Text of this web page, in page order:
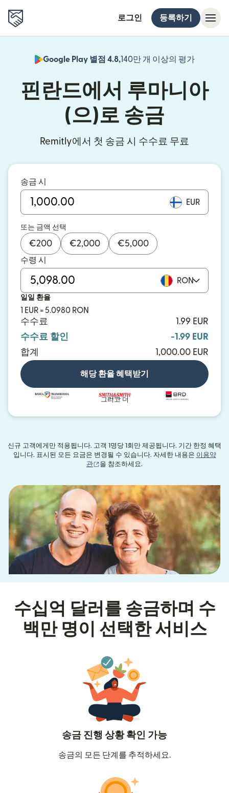
로그인 등록하기
Google Play 별점 4.8,140만 개 이상의 평가
핀란드에서 루마니아
(으)로 송금
Remitly에서 첫 송금 시 수수료 무료
송금 시
EUR
또는 금액 선택
€200 €2,000 €5,000
수령 시
RON
일일 환율
1 EUR = 5.0980 RON
수수료
1.99 EUR
수수료 할인
-1.99 EUR
합계
1,000.00 EUR
해당 환율 혜택받기
그리고 더
신규 고객에게만 적용됩니다. 고객 1명당 1회만 제공됩니다. 기간 한정 혜택
입니다. 표시된 모든 요금은 변경될 수 있습니다. 자세한 내용은 이용약
관
(새 창에서 열림)
을 참조하세요.
수십억 달러를 송금하며 수
백만 명이 선택한 서비스
송금 진행 상황 확인 가능
송금의 모든 단계를 추적하세요.